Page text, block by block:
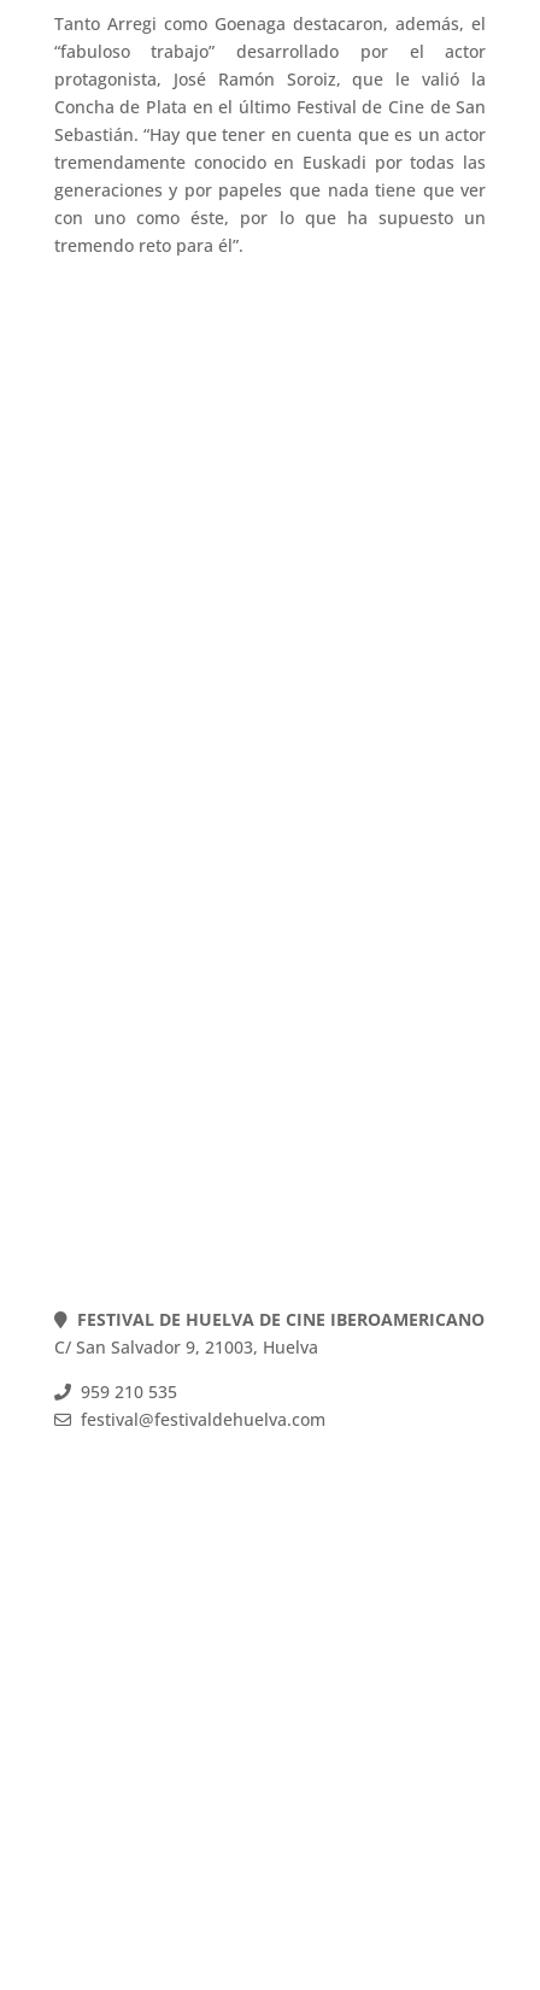
Tanto Arregi como Goenaga destacaron, además, el
“fabuloso trabajo” desarrollado por el actor
protagonista, José Ramón Soroiz, que le valió la
Concha de Plata en el último Festival de Cine de San
Sebastián. “Hay que tener en cuenta que es un actor
tremendamente conocido en Euskadi por todas las
generaciones y por papeles que nada tiene que ver
con uno como éste, por lo que ha supuesto un
tremendo reto para él”.
FESTIVAL DE HUELVA DE CINE IBEROAMERICANO
C/ San Salvador 9, 21003, Huelva
959 210 535
festival@festivaldehuelva.com